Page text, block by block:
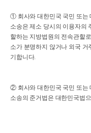
① 회사와 대한민국 국민 또는
소송은 제소 당시의 이용자의
할하는 지방법원의 전속관할
소가 분명하지 않거나 외국 거
기합니다.
② 회사와 대한민국 국민 또는
소송의 준거법은 대한민국법